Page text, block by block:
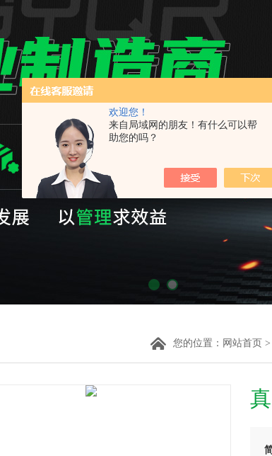
欢迎您！
来自局域网的朋友！有什么可以帮
助您的吗？
您的位置： 网站首页 >